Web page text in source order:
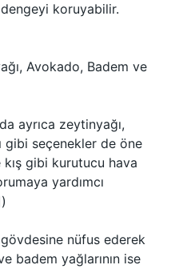
koruyabilir.
Avokado, Badem ve
ayrıca zeytinyağı,
gibi seçenekler de öne
kış gibi kurutucu hava
yardımcı
nüfus ederek
badem yağlarının ise